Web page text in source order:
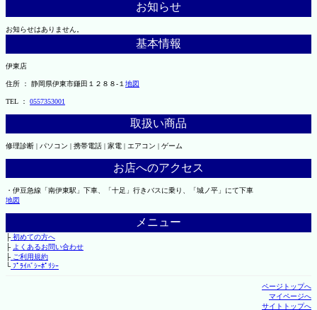
お知らせ
お知らせはありません。
基本情報
伊東店
住所 ： 静岡県伊東市鎌田１２８８-１ 地図
TEL ： 0557353001
取扱い商品
修理診断 | パソコン | 携帯電話 | 家電 | エアコン | ゲーム
お店へのアクセス
・伊豆急線「南伊東駅」下車、「十足」行きバスに乗り、「城ノ平」にて下車
地図
メニュー
├初めての方へ
├ よくあるお問い合わせ
├ご利用規約
└ﾌﾟﾗｲﾊﾞｼｰﾎﾟﾘｼｰ
ページトップへ
マイページへ
サイトトップへ